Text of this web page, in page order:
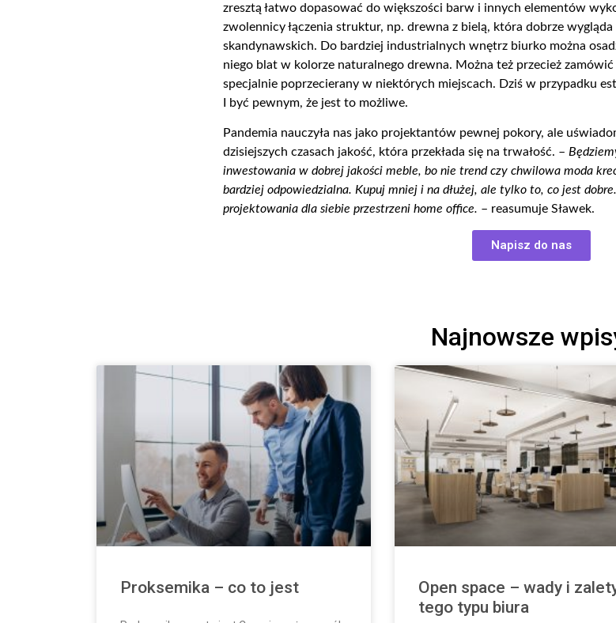
zresztą łatwo dopasować do większości barw i innych elementów
zwolennicy łączenia struktur, np. drewna z bielą, która dobrze
skandynawskich. Do bardziej industrialnych wnętrz biurko można
niego blat w kolorze naturalnego drewna. Można też przecież
specjalnie poprzecierany w niektórych miejscach. Dziś w przypadku
I być pewnym, że jest to możliwe.
Pandemia nauczyła nas jako projektantów pewnej pokory, ale
dzisiejszych czasach jakość, która przekłada się na trwałość. –
inwestowania w dobrej jakości meble, bo nie trend czy chwilowa moda
bardziej odpowiedzialna. Kupuj mniej i na dłużej, ale tylko to, co jest
projektowania dla siebie przestrzeni home office. – reasumuje Sławek.
Napisz do nas
Najnowsze
Proksemika – co to jest
Open space – wady i
tego typu biura